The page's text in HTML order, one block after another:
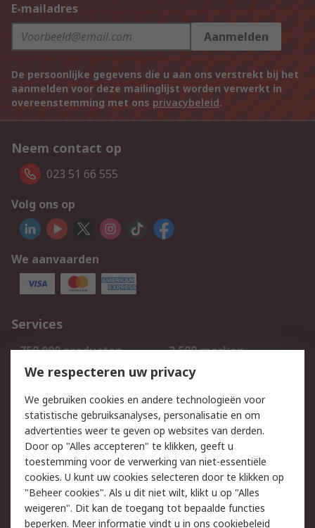
E-mailadres
Aanmelden
De persoonlijke gegevens die u aan ons verstrekt bij het
aanmelden voor deze mailinglijst worden verwerkt in
overeenstemming met ons privacybeleid.
Neem contact op
023 51 66 555
Volg ons op
We aanvaarden
Services
750.000 producten
2.500 merken
Bestellen
Inkoopoplossingen
Track & Trace
Wettelijk
Cookiebeleid
Email veiligheid
Privacybeleid
Websitevoorwaarden
Algemene
We respecteren uw privacy
We gebruiken cookies en andere technologieën voor
statistische gebruiksanalyses, personalisatie en om
advertenties weer te geven op websites van derden.
Door op "Alles accepteren" te klikken, geeft u
toestemming voor de verwerking van niet-essentiële
cookies. U kunt uw cookies selecteren door te klikken op
"Beheer cookies". Als u dit niet wilt, klikt u op "Alles
weigeren". Dit kan de toegang tot bepaalde functies
beperken. Meer informatie vindt u in ons cookiebeleid